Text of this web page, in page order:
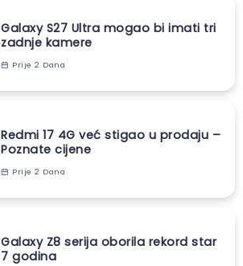
Galaxy S27 Ultra mogao bi imati tri
zadnje kamere
Prije 2 Dana
Redmi 17 4G već stigao u prodaju –
Poznate cijene
Prije 2 Dana
Galaxy Z8 serija oborila rekord star
7 godina